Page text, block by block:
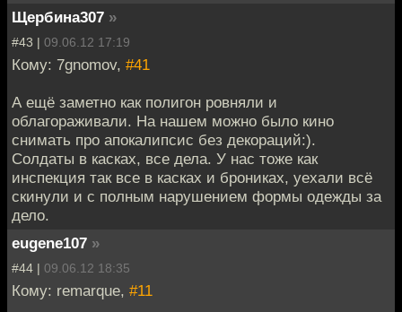
Щербина307 »
#43 | 09.06.12 17:19
Кому: 7gnomov, #41
А ещё заметно как полигон ровняли и
облагораживали. На нашем можно было кино
снимать про апокалипсис без декораций:).
Солдаты в касках, все дела. У нас тоже как
инспекция так все в касках и брониках, уехали всё
скинули и с полным нарушением формы одежды за
дело.
eugene107 »
#44 | 09.06.12 18:35
Кому: remarque, #11